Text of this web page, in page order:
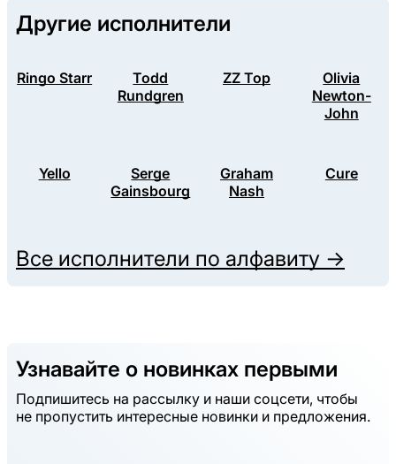
Другие исполнители
Ringo Starr
Todd
Rundgren
ZZ Top
Olivia
Newton-
John
Yello
Serge
Gainsbourg
Graham
Nash
Cure
Все исполнители по алфавиту →
Узнавайте о новинках первыми
Подпишитесь на рассылку и наши соцсети, чтобы
не пропустить интересные новинки и предложения.